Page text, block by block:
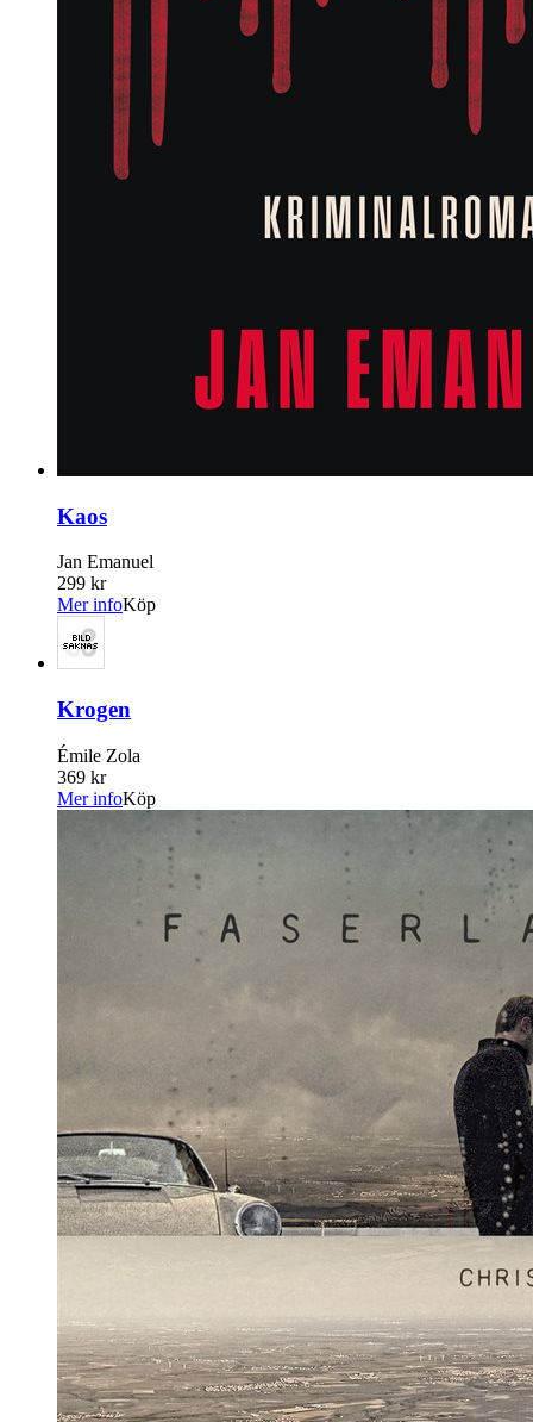
Kaos
Jan Emanuel
299 kr
Mer infoKöp
Krogen
Émile Zola
369 kr
Mer infoKöp